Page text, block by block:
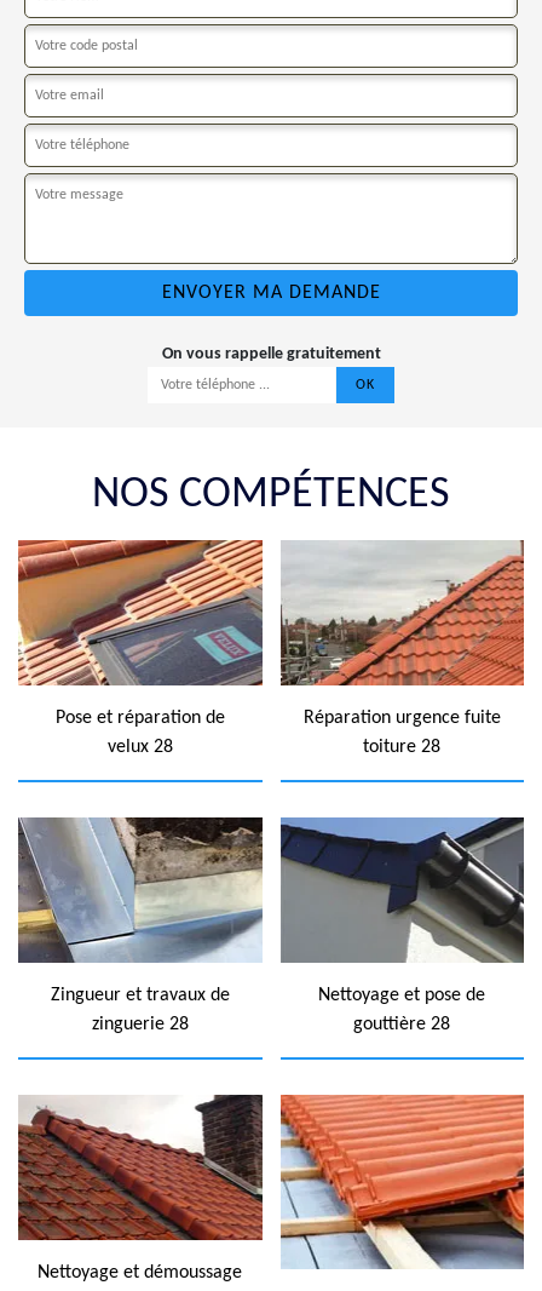
On vous rappelle gratuitement
NOS COMPÉTENCES
Pose et réparation de
velux 28
Réparation urgence fuite
toiture 28
Zingueur et travaux de
zinguerie 28
Nettoyage et pose de
gouttière 28
Nettoyage et démoussage